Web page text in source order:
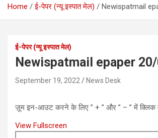
Home ई-पेपर (न्यू इस्पात मेल) Newispatmail
ई-पेपर (न्यू इस्पात मेल)
Newispatmail epaper
September 19, 2022 News Desk
ज़ूम इन-आउट करने के लिए ” + ” और ” – ” में क्लिक
View Fullscreen